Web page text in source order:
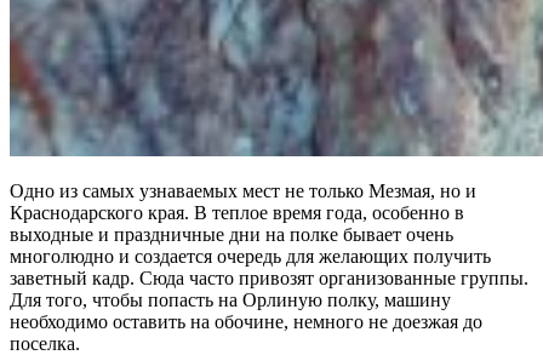
Одно из самых узнаваемых мест не только Мезмая, но и
Краснодарского края. В теплое время года, особенно в
выходные и праздничные дни на полке бывает очень
многолюдно и создается очередь для желающих получить
заветный кадр. Сюда часто привозят организованные группы.
Для того, чтобы попасть на Орлиную полку, машину
необходимо оставить на обочине, немного не доезжая до
поселка.